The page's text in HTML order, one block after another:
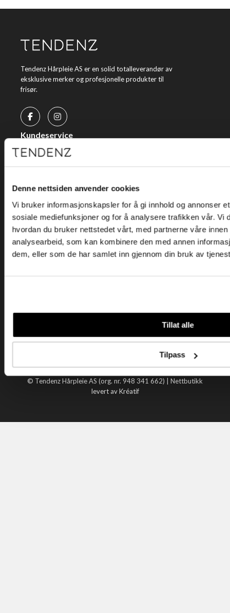
Denne nettsiden anvender cookies
Vi bruker informasjonskapsler for å gi innhold og annonser
sosiale mediefunksjoner og for å analysere trafikken vår. Vi
hvordan du bruker nettstedet vårt, med partnerne våre
analysearbeid, som kan kombinere den med annen
dem, eller som de har samlet inn gjennom din bruk av
Tillat alle
Tilpass
Tendenz Hårpleie AS er en solid totalleverandør av
eksklusive merker og profesjonelle produkter til
frisør.
Kundeservice
Kjøpsvilkår
Personvern
Holtegata 26, 0355 Oslo
Telefon: +47 22 92 50 00
E-post: kundeservice@tendenz.net
Nyttige lenker
Datablad
Om oss
Handle hos oss
© Tendenz Hårpleie AS (org. nr. 948 341 662) | Nettbutikk
levert av Kréatif